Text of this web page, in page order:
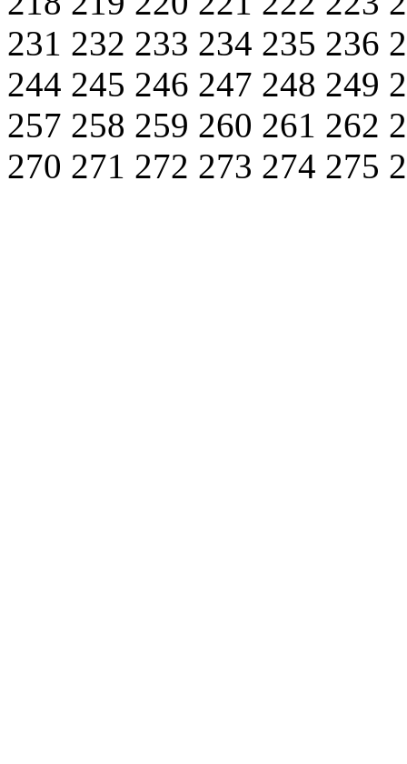
231 232 233 234 235 236
244 245 246 247 248 249
257 258 259 260 261 262
270 271 272 273 274 275